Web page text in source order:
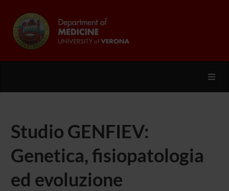
Studio GENFIEV:
Genetica, fisiopatologia
ed evoluzione